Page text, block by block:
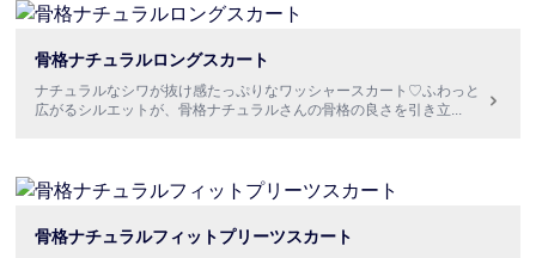
骨格ナチュラルロングスカート
ナチュラルなシワが抜け感たっぷりなワッシャースカート♡ふわっと
広がるシルエットが、骨格ナチュラルさんの骨格の良さを引き立...
骨格ナチュラルフィットプリーツスカート